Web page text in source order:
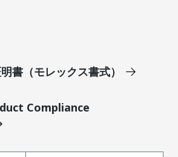
書（モレックス書式）
Compliance